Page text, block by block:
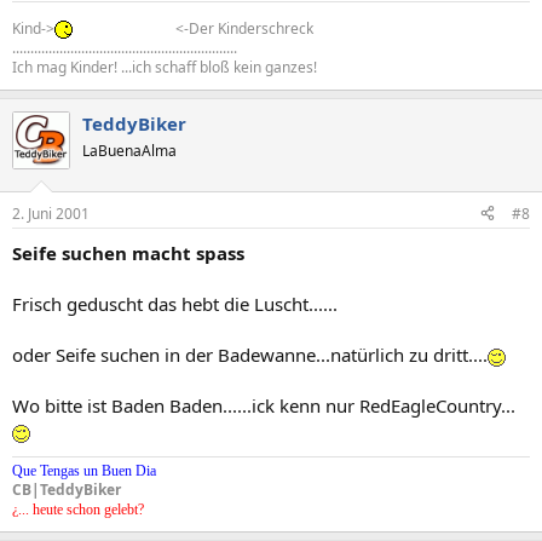
Kind->
<-Der Kinderschreck
..............................................................
Ich mag Kinder! ...ich schaff bloß kein ganzes!
TeddyBiker
LaBuenaAlma
2. Juni 2001 #8
Seife suchen macht spass
Frisch geduscht das hebt die Luscht......
oder Seife suchen in der Badewanne...natürlich zu dritt....
Wo bitte ist Baden Baden......ick kenn nur RedEagleCountry...
Que Tengas un Buen Dia
CB|TeddyBiker
¿... heute schon gelebt?